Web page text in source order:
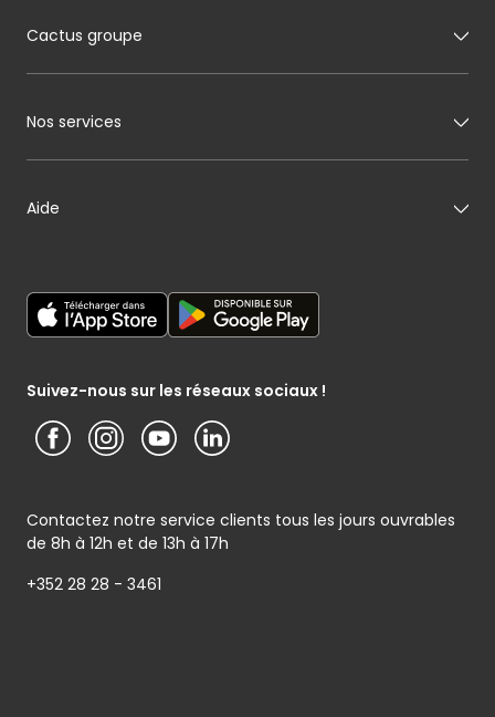
Suivez-nous sur les réseaux sociaux !
Contactez notre service clients tous les jours ouvrables
de 8h à 12h et de 13h à 17h
+352 28 28 - 3461
Mon boucher
Mon charcutier
Mon boulanger
Mon pâtissier
Mon fromager
Mon poissonnier
Cactus groupe
A propos de Cactus
Notre histoire
Nos engagements
Cactus shoppi
Media / Presse
Nos services
Carte cadeau
Service photo
Service clients
Aide
Conditions générales – Site www.cactus.lu
Notice d’information Cactus et Caterman (de Schnékert